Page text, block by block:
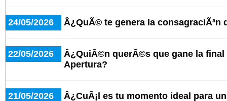
24/05/2026 Â¿QuÃ© te genera la consagraciÃ³n
22/05/2026
Â¿QuiÃ©n querÃ©s que gane la final
Apertura?
21/05/2026 Â¿CuÃ¡l es tu momento ideal para